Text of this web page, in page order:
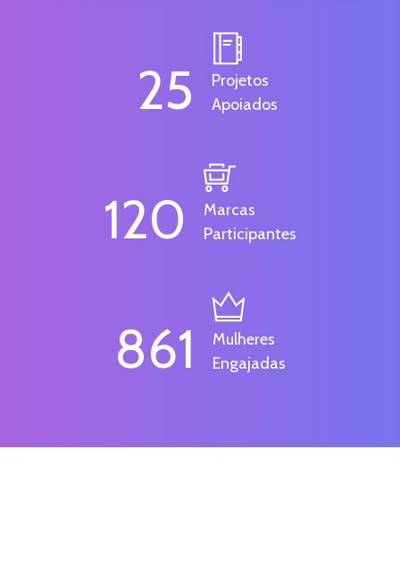
25
Projetos
Apoiados
120
Marcas
Participantes
861
Mulheres
Engajadas